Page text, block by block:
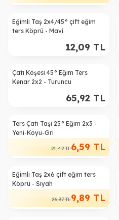
Eğimli Taş 2x4/45° çift eğim
ters Köprü - Mavi
12,09 TL
Çatı Köşesi 45° Eğim Ters
Kenar 2x2 - Turuncu
65,92 TL
%69
Ters Çatı Taşı 25° Eğim 2x3 -
Yeni-Koyu-Gri
21,42TL6,59 TL
%63
Eğimli Taş 2x6 çift eğim ters
Köprü - Siyah
26,37TL9,89 TL